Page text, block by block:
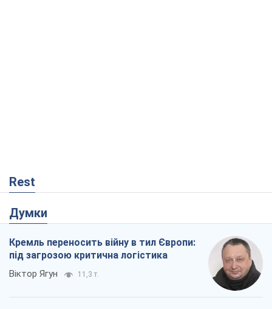
Rest
Думки
Кремль переносить війну в тил Європи:
під загрозою критична логістика
Віктор Ягун 11,3 т.